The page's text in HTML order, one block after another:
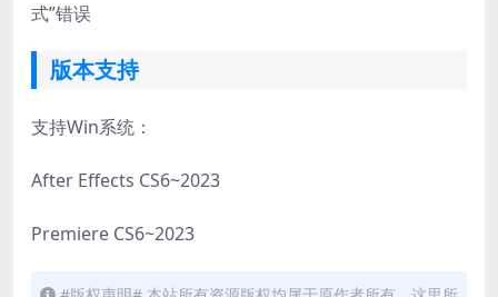
式”错误
版本支持
支持Win系统：
After Effects CS6~2023
Premiere CS6~2023